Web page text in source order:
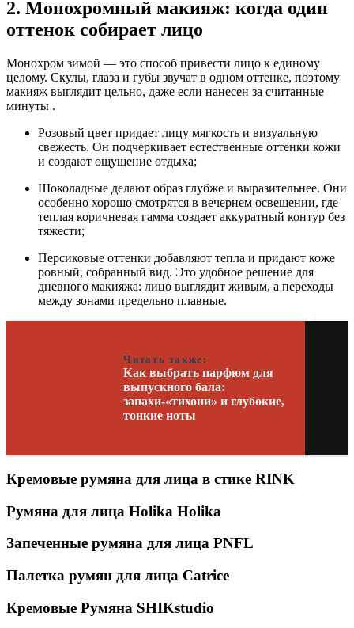
2. Монохромный макияж: когда один
оттенок собирает лицо
Монохром зимой — это способ привести лицо к единому
целому. Скулы, глаза и губы звучат в одном оттенке, поэтому
макияж выглядит цельно, даже если нанесен за считанные
минуты .
Розовый цвет придает лицу мягкость и визуальную
свежесть. Он подчеркивает естественные оттенки кожи
и создают ощущение отдыха;
Шоколадные делают образ глубже и выразительнее. Они
особенно хорошо смотрятся в вечернем освещении, где
теплая коричневая гамма создает аккуратный контур без
тяжести;
Персиковые оттенки добавляют тепла и придают коже
ровный, собранный вид. Это удобное решение для
дневного макияжа: лицо выглядит живым, а переходы
между зонами предельно плавные.
Читать также:
Как выбрать парфюм для
выпускного бала:
запахи-«тихони» и глубокие,
тонкие ноты
Кремовые румяна для лица в стике RINK
Румяна для лица Holika Holika
Запеченные румяна для лица PNFL
Палетка румян для лица Catrice
Кремовые Румяна SHIKstudio